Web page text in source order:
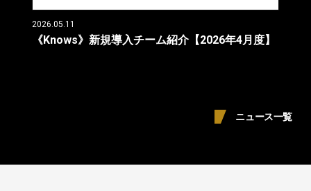
2026.05.11
《Knows》新規導入チーム紹介【2026年4月度】
ニュース一覧